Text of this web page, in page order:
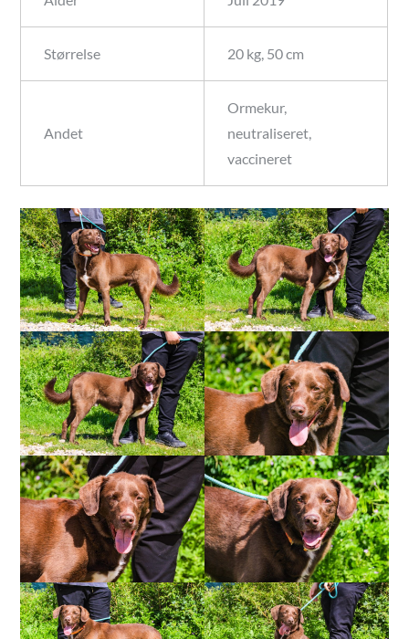
Størrelse 20 kg, 50 cm
Andet
Ormekur,
neutraliseret,
vaccineret